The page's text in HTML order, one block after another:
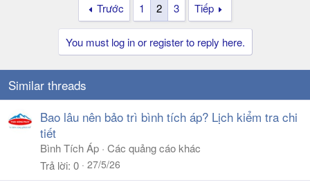
Trước 1 2 3 Tiếp
You must log in or register to reply here.
Similar threads
Bao lâu nên bảo trì bình tích áp? Lịch kiểm tra chi
tiết
Bình Tích Áp Các quảng cáo khác
Trả lời 0 27/5/26